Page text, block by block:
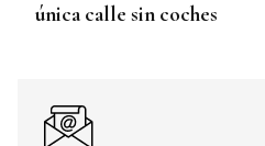
única calle sin coches